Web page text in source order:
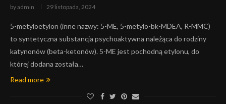
byadmin 29 listopada, 2024
5-metyloetylon (inne nazwy: 5-ME, 5-metylo-bk-MDEA, R-MMC)
to syntetyczna substancja psychoaktywna należąca do rodziny
katynonów (beta-ketonów). 5-ME jest pochodną etylonu, do
której dodana została…
Read more